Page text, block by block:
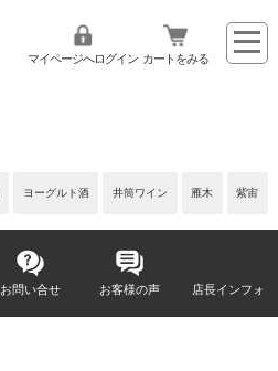
ヨーグルト酒 井筒ワイン 雁木 紫宙
マイページへログイン カートをみる
お問い合せ お客様の声 店長インフォ